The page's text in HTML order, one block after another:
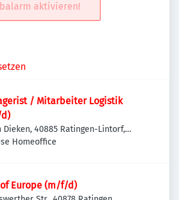
aktivieren!
/ Mitarbeiter Logistik
Dieken, 40885 Ratingen-Lintorf,
Homeoffice
Europe (m/f/d)